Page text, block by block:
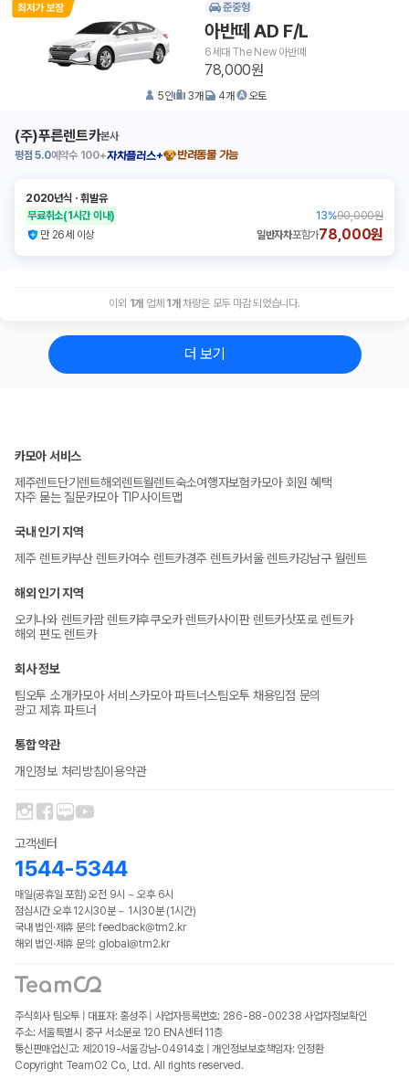
준중형
아반떼 AD F/L
6세대 The New 아반뗴
78,000원
5인 3개 4개 오토
(주)푸른렌트카본사
평점 5.0예약수 100+자차플러스+ 반려동물 가능
2020년식 ㆍ휘발유
무료취소(1시간 이내) 13%90,000원
만 26세 이상
일반자차포함가78,000원
이외 1개 업체 1 개 차량은 모두 마감 되었습니다.
더 보기
카모아 서비스
제주렌트단기렌트해외렌트월렌트숙소여행자보험카모아 회원 혜택
자주 묻는 질문카모아 TIP사이트맵
국내 인기 지역
제주 렌트카부산 렌트카여수 렌트카경주 렌트카서울 렌트카강남구 월렌트
해외 인기 지역
오키나와 렌트카괌 렌트카후쿠오카 렌트카사이판 렌트카삿포로 렌트카
해외 편도 렌트카
회사 정보
팀오투 소개카모아 서비스카모아 파트너스팀오투 채용입점 문의
광고 제휴 파트너
통합 약관
개인정보 처리방침이용약관
고객센터
1544-5344
매일(공휴일 포함) 오전 9시 ~ 오후 6시
점심시간 오후 12시30분 ~ 1시30분 (1시간)
국내 법인·제휴 문의: feedback@tm2.kr
해외 법인·제휴 문의: global@tm2.kr
주식회사 팀오투 | 대표자: 홍성주 | 사업자등록번호: 286-88-00238 사업자정보확인
주소: 서울특별시 중구 서소문로 120 ENA센터 11층
통신판매업신고: 제2019-서울강남-04914호 | 개인정보보호책임자: 인정환
Copyright TeamO2 Co., Ltd. All rights reserved.